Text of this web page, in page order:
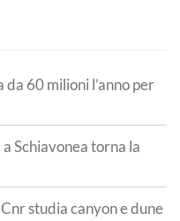
da 60 milioni l’anno per
Schiavonea torna la
studia canyon e dune